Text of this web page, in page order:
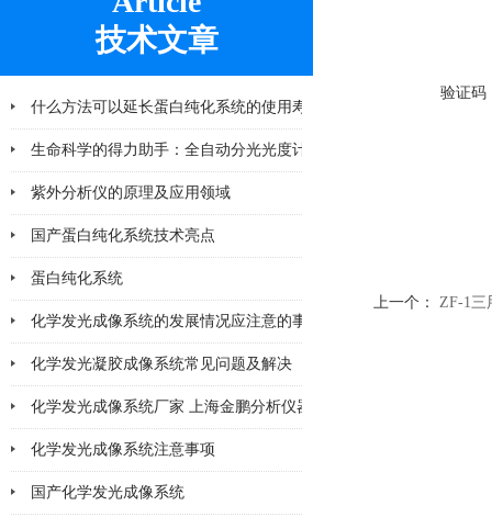
技术文章
什么方法可以延长蛋白纯化系统的使用寿命
2026-06-25
紫外分析仪的原理及应用领域
国产蛋白纯化系统技术亮点
蛋白纯化系统
2026-02-11
化学发光成像系统的发展情况应注意的事项
2026-02-11
化学发光凝胶成像系统常见问题及解决
2026-02-06
化学发光成像系统厂家 上海金鹏分析仪器
化学发光成像系统注意事项
国产化学发光成像系统
验证码
上一个： ZF-1三